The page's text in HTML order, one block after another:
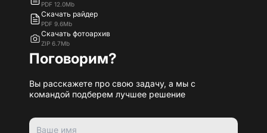
PDF 12.0Mb
Скачать райдер
PDF 9.6Mb
Скачать фотоархив
ZIP 6.7Mb
Поговорим?
Вы расскажете про свою задачу, а мы с
командой подберем лучшее решение